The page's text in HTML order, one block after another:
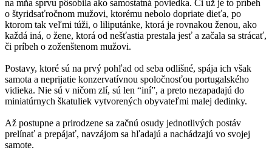
na mňa sprvu pôsobila ako samostatná poviedka. Či už je to príbeh
o štyridsaťročnom mužovi, ktorému nebolo dopriate dieťa, po
ktorom tak veľmi túži, o liliputánke, ktorá je rovnakou ženou, ako
každá iná, o žene, ktorá od nešťastia prestala jesť a začala sa strácať,
či príbeh o zoženštenom mužovi.
Postavy, ktoré sú na prvý pohľad od seba odlišné, spája ich však
samota a neprijatie konzervatívnou spoločnosťou portugalského
vidieka. Nie sú v ničom zlí, sú len “iní”, a preto nezapadajú do
miniatúrnych škatuliek vytvorených obyvateľmi malej dedinky.
Až postupne a prirodzene sa začnú osudy jednotlivých postáv
prelínať a prepájať, navzájom sa hľadajú a nachádzajú vo svojej
samote.